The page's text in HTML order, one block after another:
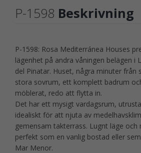
P-1598 Beskrivning
P-1598: Rosa Mediterránea Houses
lägenhet på andra våningen belägen i
del Pinatar. Huset, några minuter från
stora sovrum, ett komplett badrum
möblerat, redo att flytta in.
Det har ett mysigt vardagsrum,
idealiskt för att njuta av
gemensam takterrass. Lugnt läge och
perfekt som en vanlig bostad eller
Mar Menor.